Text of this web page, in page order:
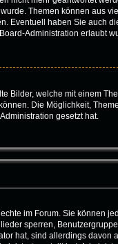
Themen können aus
Eventuell haben Sie auch
Administration erlaubt
Bilder, welche mit einem
Die Möglichkeit,
gesetzt hat.
im Forum. Sie können
sperren,
hat, sind allerdings davon